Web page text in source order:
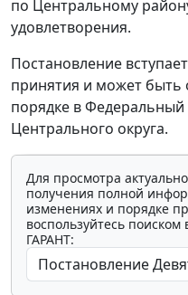
по Центральному
удовлетворения.
Постановление
принятия и может быть
порядке в
Центрального округа.
Для просмотра
получения полной
изменениях и порядке
воспользуйтесь
ГАРАНТ: